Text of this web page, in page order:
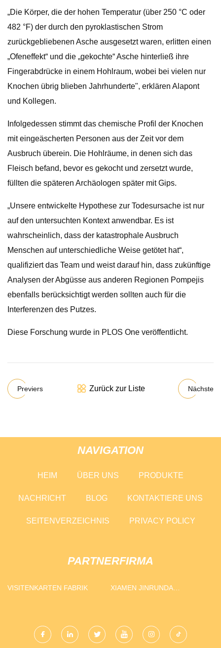
„Die Körper, die der hohen Temperatur (über 250 °C oder
482 °F) der durch den pyroklastischen Strom
zurückgebliebenen Asche ausgesetzt waren, erlitten einen
„Ofeneffekt“ und die „gekochte“ Asche hinterließ ihre
Fingerabdrücke in einem Hohlraum, wobei bei vielen nur
Knochen übrig blieben Jahrhunderte", erklären Alapont
und Kollegen.
Infolgedessen stimmt das chemische Profil der Knochen
mit eingeäscherten Personen aus der Zeit vor dem
Ausbruch überein. Die Hohlräume, in denen sich das
Fleisch befand, bevor es gekocht und zersetzt wurde,
füllten die späteren Archäologen später mit Gips.
„Unsere entwickelte Hypothese zur Todesursache ist nur
auf den untersuchten Kontext anwendbar. Es ist
wahrscheinlich, dass der katastrophale Ausbruch
Menschen auf unterschiedliche Weise getötet hat“,
qualifiziert das Team und weist darauf hin, dass zukünftige
Analysen der Abgüsse aus anderen Regionen Pompejis
ebenfalls berücksichtigt werden sollten auch für die
Interferenzen des Putzes.
Diese Forschung wurde in PLOS One veröffentlicht.
Previers Zurück zur Liste Nächste
NAVIGATION
HEIM ÜBER UNS PRODUKTE
NACHRICHT BLOG KONTAKTIERE UNS
SEITENVERZEICHNIS PRIVACY POLICY
PARTNERFIRMA
VISITENKARTEN FABRIK
XIAMEN JINRUNDA